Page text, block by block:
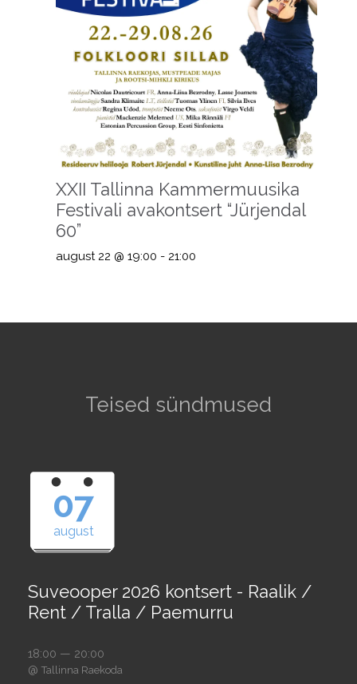
XXII Tallinna Kammermuusika
Festivali avakontsert “Jürjendal
60”
august 22 @ 19:00 - 21:00
Teised sündmused
07
august
Suveooper 2026 kontsert - Raalik /
Rent / Tralla / Paemurru
18:00 — 20:00
@ Tallinna Raekoda